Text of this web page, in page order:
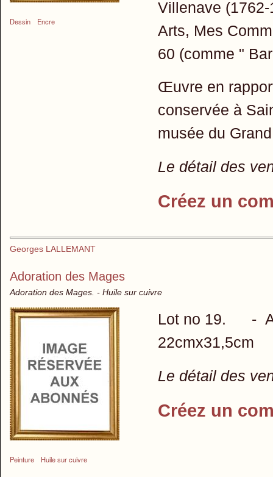
Dessin Encre
Villenave
Arts, Mes
60 (comme "
Œuvre en
conservée à
musée du
Le détail des
Créez un
Georges LALLEMANT
Adoration des Mages
Adoration des Mages. - Huile sur cuivre
Peinture Huile sur cuivre
Lot no 19. -
22cmx31,5cm
Le détail des
Créez un